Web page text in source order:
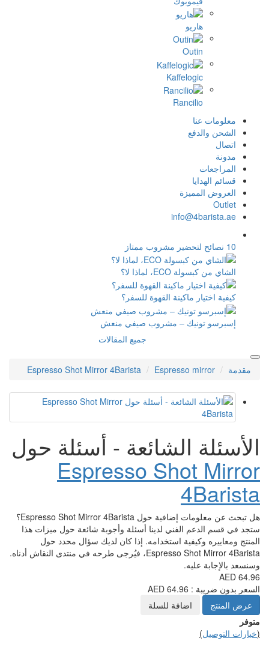
هاريو
Outin
Kaffelogic
Rancilio
معلومات عنا
الشحن والدفع
اتصال
مدونة
المراجعات
قسائم الهدايا
العروض المميزة
Outlet
info@4barista.ae
10 نصائح لتحضير مشروب ممتاز
الشاي من كبسولة ECO، لماذا لا؟
كيفية اختيار ماكينة القهوة للسفر؟
إسبرسو تونيك – مشروب صيفي منعش
جميع المقالات
مقدمة Espresso mirror
Espresso Shot Mirror 4Barista
الأسئلة الشائعة - أسئلة حول
Espresso Shot Mirror
4Barista
هل تبحث عن معلومات إضافية حول Espresso Shot Mirror 4Barista؟
ستجد في قسم الدعم الفني لدينا أسئلة وأجوبة شائعة حول ميزات هذا
المنتج ومعاييره وكيفية استخدامه. إذا كان لديك سؤال محدد حول
Espresso Shot Mirror 4Barista، فيُرجى طرحه في منتدى النقاش أدناه.
وسنسعد بالإجابة عليه.
64.96 AED
السعر بدون ضريبة : 64.96 AED
عرض المنتج
اضافة للسلة
متوفر
(خيارات التوصيل)